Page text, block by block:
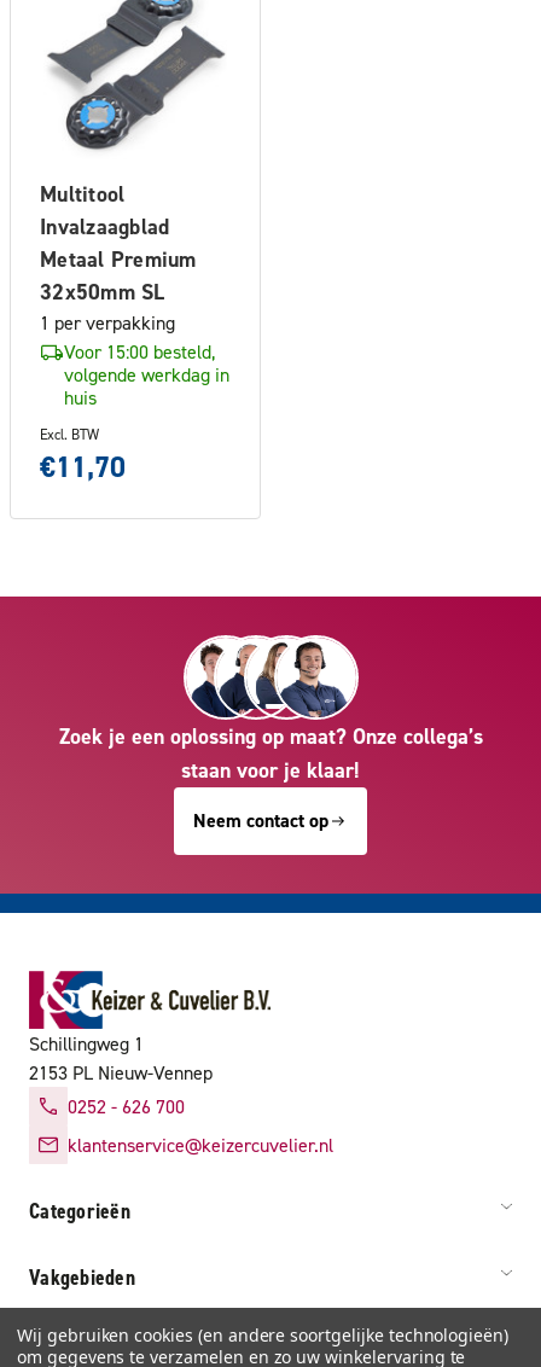
Multitool
Invalzaagblad
Metaal Premium
32x50mm SL
1 per verpakking
Voor 15:00 besteld,
volgende werkdag in
huis
Excl. BTW
€11,70
Zoek je een oplossing op maat? Onze collega’s
staan voor je klaar!
Neem contact op
Schillingweg 1
2153 PL Nieuw-Vennep
0252 - 626 700
klantenservice@keizercuvelier.nl
Categorieën
Vakgebieden
Service & info
Wij gebruiken cookies (en andere soortgelijke technologieën)
om gegevens te verzamelen en zo uw winkelervaring te